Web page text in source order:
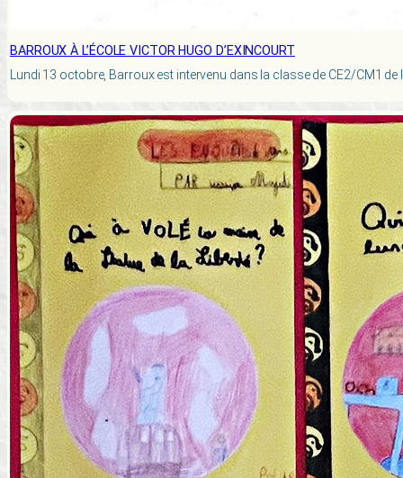
BARROUX À L’ÉCOLE VICTOR HUGO D’EXINCOURT
Lundi 13 octobre, Barroux est intervenu dans la classe de CE2/CM1 de